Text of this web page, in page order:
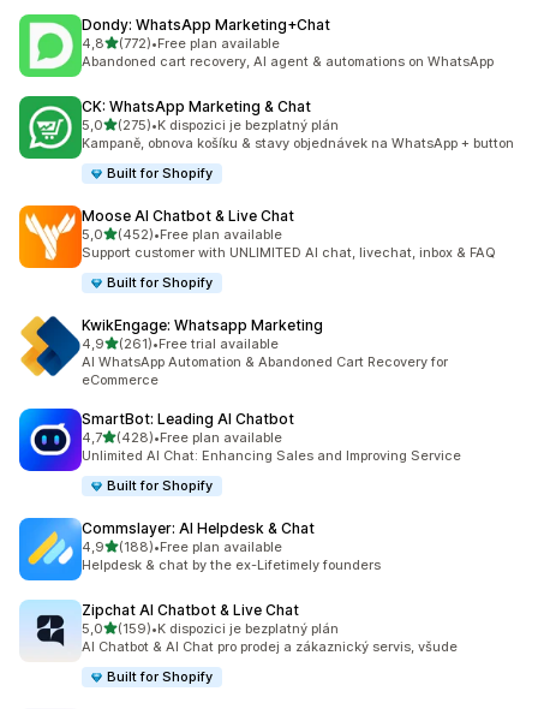
Dondy: WhatsApp Marketing+Chat
4,8z 5 hvězd
(772)
Celkový počet recenzí: 772
•Free plan available
Abandoned cart recovery, AI agent & automations on WhatsApp
CK: WhatsApp Marketing & Chat
5,0z 5 hvězd
(275)
Celkový počet recenzí: 275
•K dispozici je bezplatný plán
Kampaně, obnova košíku & stavy objednávek na WhatsApp + button
Built for Shopify
Moose AI Chatbot & Live Chat
5,0z 5 hvězd
(452)
Celkový počet recenzí: 452
•Free plan available
Support customer with UNLIMITED AI chat, livechat, inbox & FAQ
Built for Shopify
KwikEngage: Whatsapp Marketing
4,9z 5 hvězd
(261)
Celkový počet recenzí: 261
•Free trial available
AI WhatsApp Automation & Abandoned Cart Recovery for
eCommerce
SmartBot: Leading AI Chatbot
4,7z 5 hvězd
(428)
Celkový počet recenzí: 428
•Free plan available
Unlimited AI Chat: Enhancing Sales and Improving Service
Built for Shopify
Commslayer: AI Helpdesk & Chat
4,9z 5 hvězd
(188)
Celkový počet recenzí: 188
•Free plan available
Helpdesk & chat by the ex-Lifetimely founders
Zipchat AI Chatbot & Live Chat
5,0z 5 hvězd
(159)
Celkový počet recenzí: 159
•K dispozici je bezplatný plán
AI Chatbot & AI Chat pro prodej a zákaznický servis, všude
Built for Shopify